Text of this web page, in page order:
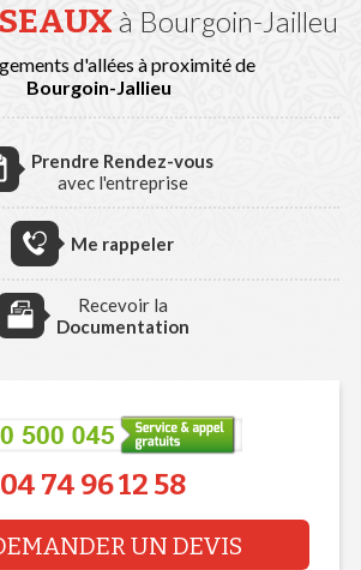
à Bourgoin-Jailleu
d'allées à proximité de
Bourgoin-Jallieu
Prendre Rendez-vous
avec l'entreprise
Me rappeler
Recevoir la
Documentation
04 74 96 12 58
UN DEVIS